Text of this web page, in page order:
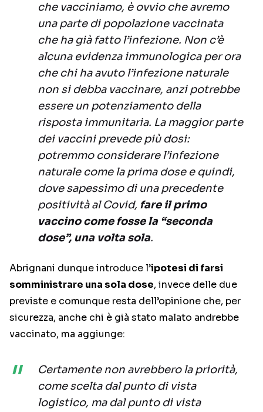
che vacciniamo, è ovvio che avremo
una parte di popolazione vaccinata
che ha già fatto l’infezione. Non c’è
alcuna evidenza immunologica per ora
che chi ha avuto l’infezione naturale
non si debba vaccinare, anzi potrebbe
essere un potenziamento della
risposta immunitaria. La maggior parte
dei vaccini prevede più dosi:
potremmo considerare l’infezione
naturale come la prima dose e quindi,
dove sapessimo di una precedente
positività al Covid, fare il primo
vaccino come fosse la “seconda
dose”, una volta sola.
Abrignani dunque introduce l’ipotesi di farsi
somministrare una sola dose, invece delle due
previste e comunque resta dell’opinione che, per
sicurezza, anche chi è già stato malato andrebbe
vaccinato, ma aggiunge:
Certamente non avrebbero la priorità,
come scelta dal punto di vista
logistico, ma dal punto di vista